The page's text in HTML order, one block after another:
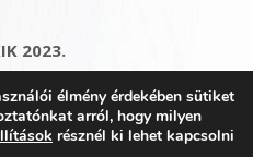
2023.
|Impresszum|
Honlaptérképélmény érdekében sütiket
arról, hogy milyen
résznél ki lehet kapcsolni